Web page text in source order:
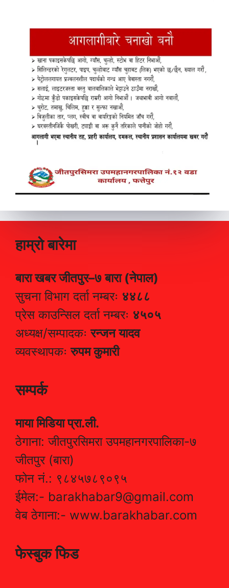
हाम्रो बारेमा
बारा खबर जीतपुर–७ बारा (नेपाल)
सुचना विभाग दर्ता नम्बरः ४४८८
प्रेस काउन्सिल दर्ता नम्बरः ४५०५
अध्यक्ष/सम्पादकःरन्जन यादव
व्यवस्थापकःरुपम कुमारी
सम्पर्क
माया मिडिया प्रा.ली.
ठेगाना: जीतपुरसिमरा उपमहानगरपालिका-७
जीतपुर (बारा)
फोन नं.: ९८४५७८९०९५
ईमेल:- barakhabar9@gmail.com
वेब ठेगाना:- www.barakhabar.com
फेस्बुक फिड